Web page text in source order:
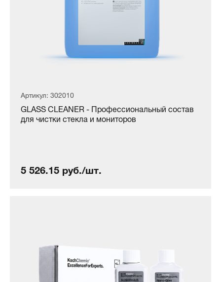
Артикул: 302010
GLASS CLEANER - Профессиональный состав
для чистки стекла и мониторов
5 526.15 руб./шт.